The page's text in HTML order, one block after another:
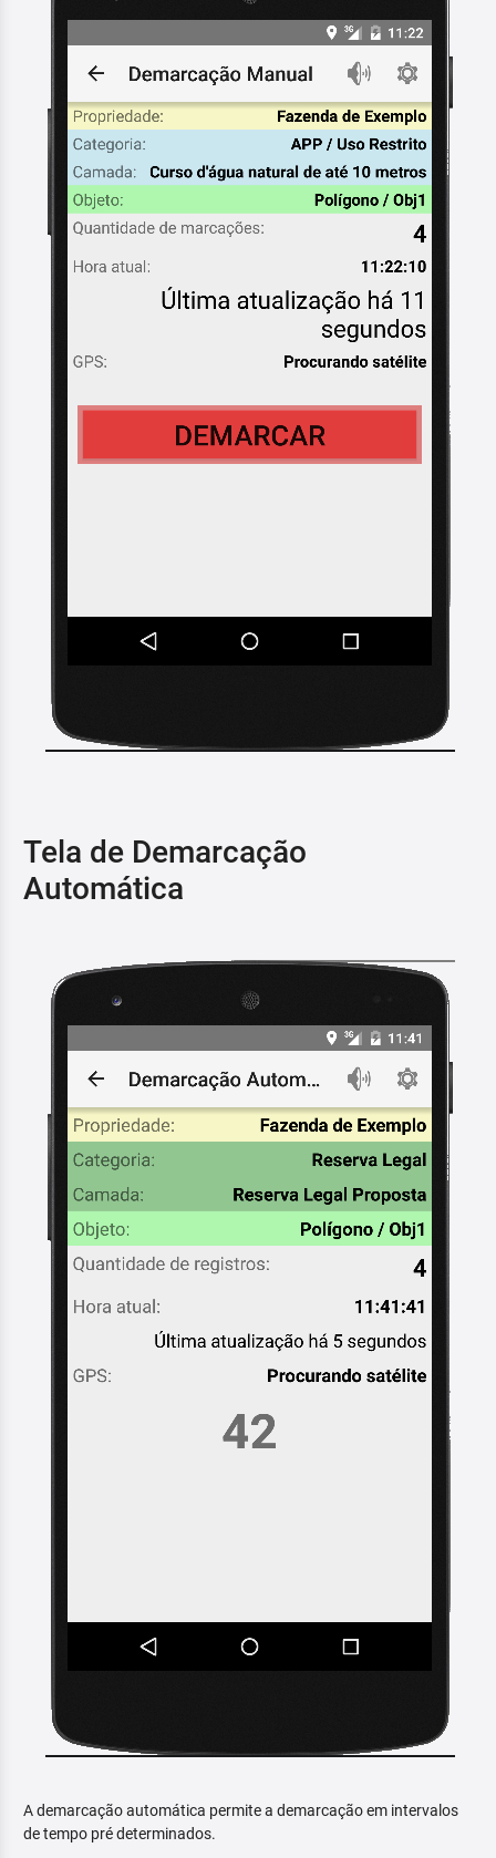
Tela de Demarcação
Automática
A demarcação automática permite a demarcação em intervalos
de tempo pré determinados.